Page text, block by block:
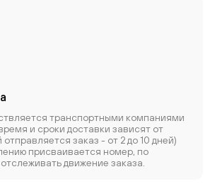
транспортными компаниями
и сроки доставки зависят от
отправляется заказ - от 2 до 10 дней)
присваивается номер, по
движение заказа.